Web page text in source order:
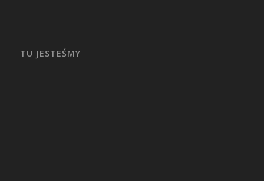
TU JESTEŚMY